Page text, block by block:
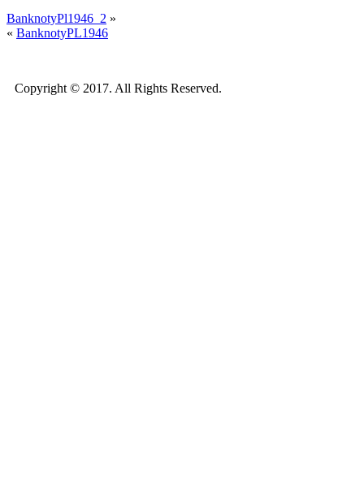
BanknotyPl1946_2 »
« BanknotyPL1946
Copyright © 2017. All Rights Reserved.